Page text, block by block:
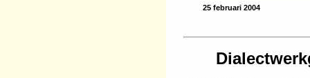
25 februari 2004